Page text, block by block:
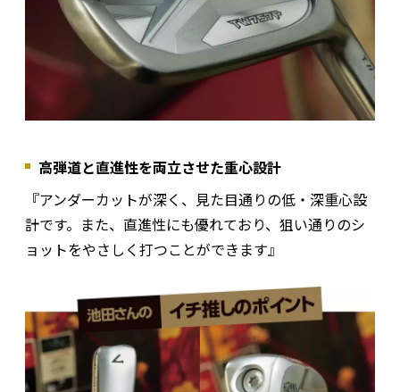
高弾道と直進性を両立させた重心設計
『アンダーカットが深く、見た目通りの低・深重心設
計です。また、直進性にも優れており、狙い通りのシ
ョットをやさしく打つことができます』